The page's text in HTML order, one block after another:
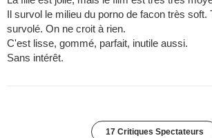
Il survol le milieu du porno de facon très soft.
survolé. On ne croit à rien.
C'est lisse, gommé, parfait, inutile aussi.
Sans intérêt.
17 Critiques Spectateurs